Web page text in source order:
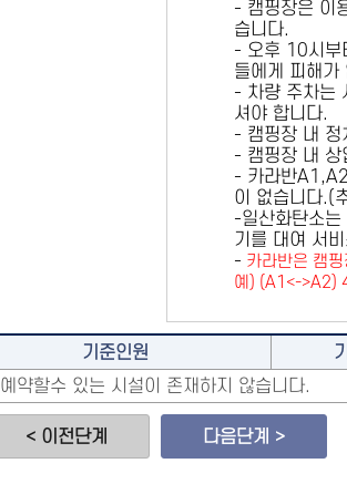
- 캠핑장은 이
습니다.
- 오후 10시부
들에게 피해가
- 차량 주차는
셔야 합니다.
- 캠핑장 내 정
- 캠핑장 내 상
- 카라반
이 없습니다.(
-일산화탄소는
기를 대여 서
- 카라반은 캠
예) (A1<->A2)
기준인원
예약할수 있는 시설이 존재하지 않습니다.
< 이전단계 다음단계 >